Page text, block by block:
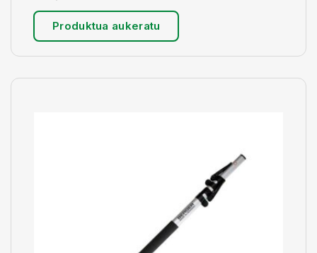
Produktua aukeratu